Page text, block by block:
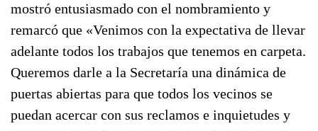
mostró entusiasmado con el nombramiento y
remarcó que «Venimos con la expectativa de llevar
adelante todos los trabajos que tenemos en carpeta.
Queremos darle a la Secretaría una dinámica de
puertas abiertas para que todos los vecinos se
puedan acercar con sus reclamos e inquietudes y